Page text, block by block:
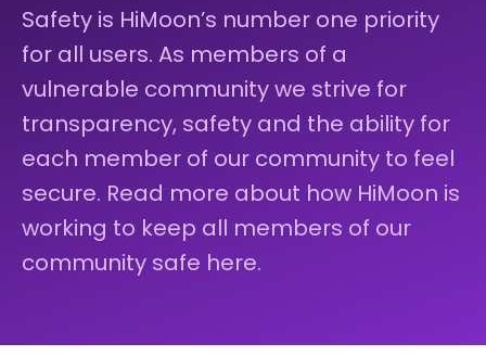
Safety is HiMoon’s number one priority
for all users. As members of a
vulnerable community we strive for
transparency, safety and the ability for
each member of our community to feel
secure. Read more about how HiMoon is
working to keep all members of our
community safe here.